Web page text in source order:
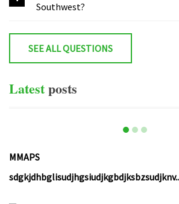
Southwest?
SEE ALL QUESTIONS
Latestposts
MMAPS